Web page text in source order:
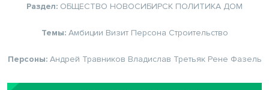
Раздел: ОБЩЕСТВО НОВОСИБИРСК ПОЛИТИКА ДОМ
Темы: Амбиции Визит Персона Строительство
Персоны: Андрей Травников Владислав Третьяк Рене Фазель